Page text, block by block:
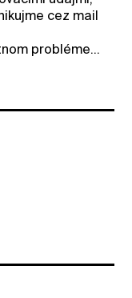
cez mail
probléme...